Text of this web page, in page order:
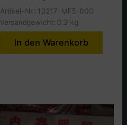
Artikel-Nr.: 13217-MF5-000
Versandgewicht: 0.3 kg
In den Warenkorb